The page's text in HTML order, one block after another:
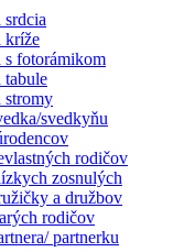
kríže
s fotorámikom
tabule
stromy
svedkyňu
rodičov
zosnulých
a družbov
rodičov
partnerku